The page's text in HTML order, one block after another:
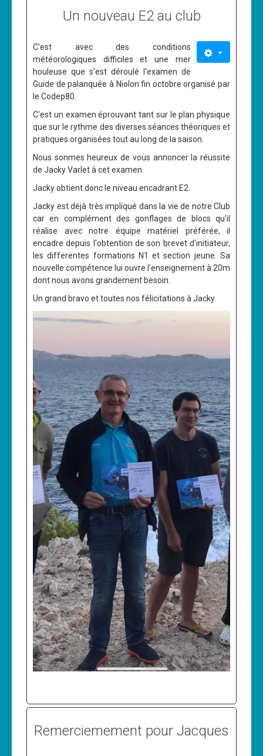
Un nouveau E2 au club
C'est avec des conditions
météorologiques difficiles et une mer
houleuse que s'est déroulé l'examen de
Guide de palanquée à Niolon fin octobre organisé par
le Codep80.
C'est un examen éprouvant tant sur le plan physique
que sur le rythme des diverses séances théoriques et
pratiques organisées tout au long de la saison.
Nous sonmes heureux de vous annoncer la réussite
de Jacky Varlet à cet examen.
Jacky obtient donc le niveau encadrant E2.
Jacky est déjà très impliqué dans la vie de notre Club
car en complément des gonflages de blocs qu'il
réalise avec notre équipe matériel préférée, il
encadre depuis l'obtention de son brevet d'initiateur,
les differentes formations N1 et section jeune. Sa
nouvelle compétence lui ouvre l'enseignement à 20m
dont nous avons grandement besoin.
Un grand bravo et toutes nos félicitations à Jacky.
Remerciemement pour Jacques